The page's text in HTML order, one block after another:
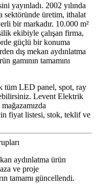
yayınladı. 2002 yılında
sektöründe üretim, ithalat
bir markadır. 10.000 m²
ekibiyle çalışan firma,
güçlü bir konuma
dış mekan aydınlatma
gamının tamamını
tüm LED panel, spot, ray
Levent Elektrik
fiyat listesi, stok, teklif ve
aydınlatma ürün
ve proje
tamamı güncellendi.